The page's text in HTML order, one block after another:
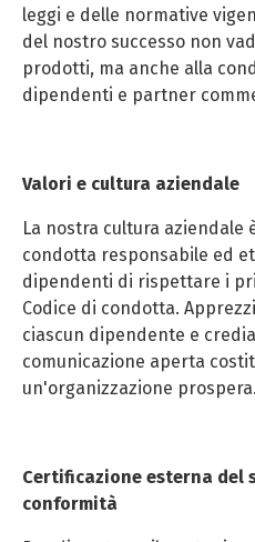
leggi e delle normative
del nostro successo non
prodotti, ma anche alla
dipendenti e partner
Valori e cultura aziendale
La nostra cultura aziendale
condotta responsabile ed
dipendenti di rispettare i
Codice di condotta.
ciascun dipendente e
comunicazione aperta
un'organizzazione prospera.
Certificazione esterna del
conformità